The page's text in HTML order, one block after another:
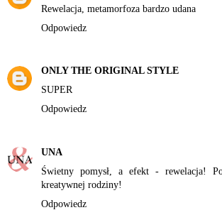
Rewelacja, metamorfoza bardzo udana
Odpowiedz
ONLY THE ORIGINAL STYLE
SUPER
Odpowiedz
UNA
Świetny pomysł, a efekt - rewelacja!
kreatywnej rodziny!
Odpowiedz